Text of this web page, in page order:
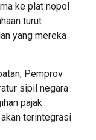
ke plat nopol
turut
yang mereka
Pemprov
sipil negara
pajak
terintegrasi